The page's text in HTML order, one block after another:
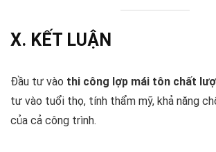
X. KẾT LUẬN
Đầu tư vào thi công lợp mái tôn chất
tư vào tuổi thọ, tính thẩm mỹ, khả năng
của cả công trình.